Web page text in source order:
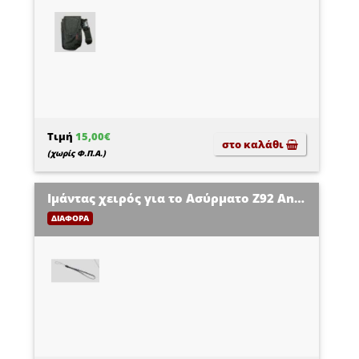
Τιμή 15,00€
(χωρίς Φ.Π.Α.)
στο καλάθι
Ιμάντας χειρός για το Ασύρματο Z92 Android 12.0 POS
ΔΙΑΦΟΡΑ